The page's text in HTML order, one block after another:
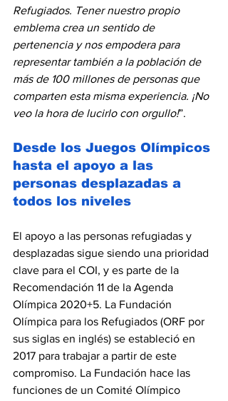
Refugiados. Tener nuestro propio
emblema crea un sentido de
pertenencia y nos empodera para
representar también a la población de
más de 100 millones de personas que
comparten esta misma experiencia. ¡No
veo la hora de lucirlo con orgullo!”.
Desde los Juegos Olímpicos
hasta el apoyo a las
personas desplazadas a
todos los niveles
El apoyo a las personas refugiadas y
desplazadas sigue siendo una prioridad
clave para el COI, y es parte de la
Recomendación 11 de la Agenda
Olímpica 2020+5. La Fundación
Olímpica para los Refugiados (ORF por
sus siglas en inglés) se estableció en
2017 para trabajar a partir de este
compromiso. La Fundación hace las
funciones de un Comité Olímpico